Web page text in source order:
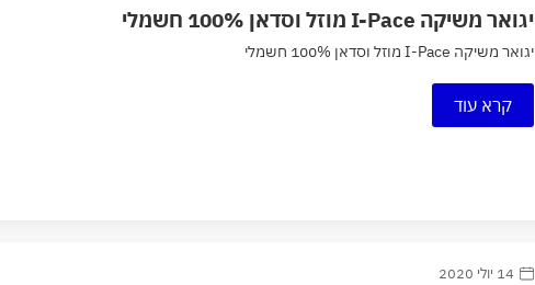
יגואר משיקה I-Pace מוזל וסדאן 100% חשמלי
יגואר משיקה I-Pace מוזל וסדאן 100% חשמלי
קרא עוד
14 יולי 2020